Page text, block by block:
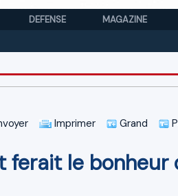
DEFENSE MAGAZINE
Imprimer Grand
ferait le bonheur